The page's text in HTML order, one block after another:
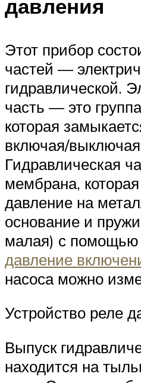
давления
Этот прибор
частей —
гидравлической.
часть — это
которая
включая/
Гидравлическая
мембрана,
давление на
основание и
малая) с помощью
давление
насоса можно
Устройство реле
Выпуск
находится на